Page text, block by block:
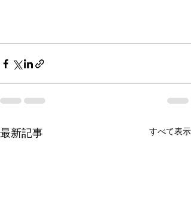
最新記事 すべて表示